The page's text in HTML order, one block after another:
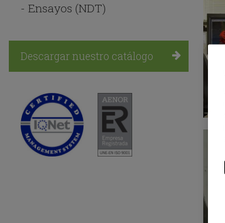
Ensayos (NDT)
Descargar nuestro catálogo